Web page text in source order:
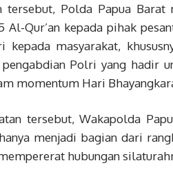
tersebut, Polda Papua
Al-Qur’an kepada pihak
kepada masyarakat,
Polri yang hadir
momentum Hari
tersebut, Wakapolda
menjadi bagian dari
hubungan